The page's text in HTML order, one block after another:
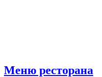
Меню ресторана